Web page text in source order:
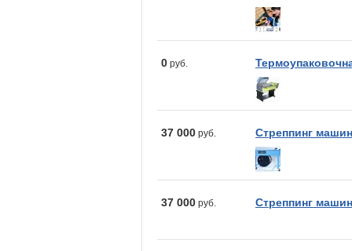
0 руб.
37 000 руб. Стреппинг
37 000 руб. Стреппинг